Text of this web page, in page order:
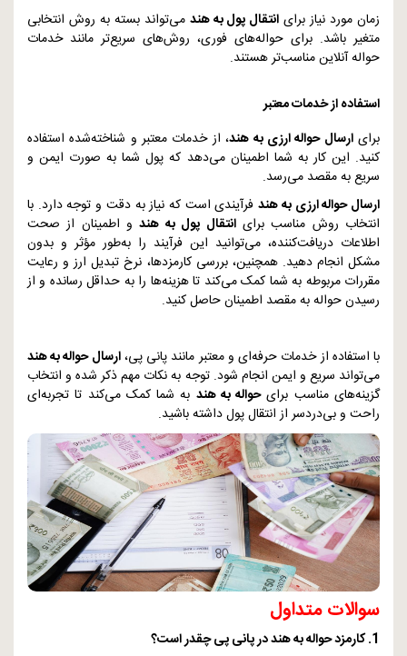
زمان مورد نیاز برای انتقال پول به هند می‌تواند بسته به روش انتخابی
متغیر باشد. برای حواله‌های فوری، روش‌های سریع‌تر مانند خدمات
حواله آنلاین مناسب‌تر هستند.
استفاده از خدمات معتبر
برایارسال حواله ارزی به هند، از خدمات معتبر و شناخته‌شده استفاده
کنید. این کار به شما اطمینان می‌دهد که پول شما به صورت ایمن و
سریع به مقصد می‌رسد.
ارسال حواله ارزی به هندفرآیندی است که نیاز به دقت و توجه دارد. با
انتخاب روش مناسب برایانتقال پول به هندو اطمینان از صحت
اطلاعات دریافت‌کننده، می‌توانید این فرآیند را به‌طور مؤثر و بدون
مشکل انجام دهید. همچنین، بررسی کارمزدها، نرخ تبدیل ارز و رعایت
مقررات مربوطه به شما کمک می‌کند تا هزینه‌ها را به حداقل رسانده و از
رسیدن حواله به مقصد اطمینان حاصل کنید.
با استفاده از خدمات حرفه‌ای و معتبر مانند پانی پی،ارسال حواله به هند
می‌تواند سریع و ایمن انجام شود. توجه به نکات مهم ذکر شده و انتخاب
گزینه‌های مناسب برایحواله به هند به شما کمک می‌کند تا تجربه‌ای
راحت و بی‌دردسر از انتقال پول داشته باشید.
سوالات متداول
1. کارمزد حواله به هند در پانی پی چقدر است؟